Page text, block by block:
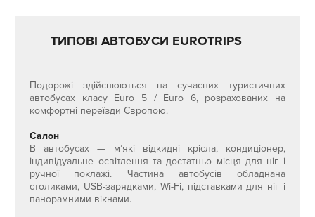
ТИПОВІ АВТОБУСИ EUROTRIPS
Подорожі здійснюються на сучасних туристичних
автобусах класу Euro 5 / Euro 6, розрахованих на
комфортні переїзди Європою.
Салон
В автобусах — м’які відкидні крісла, кондиціонер,
індивідуальне освітлення та достатньо місця для ніг і
ручної поклажі. Частина автобусів обладнана
столиками, USB-зарядками, Wi-Fi, підставками для ніг і
панорамними вікнами.